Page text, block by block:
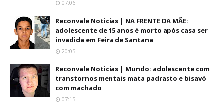
07:06
Reconvale Noticias | NA FRENTE DA MÃE:
adolescente de 15 anos é morto após casa ser
invadida em Feira de Santana
20:05
Reconvale Noticias | Mundo: adolescente com
transtornos mentais mata padrasto e bisavó
com machado
07:15